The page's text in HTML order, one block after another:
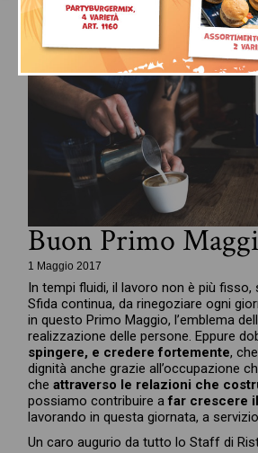
Buon Primo
1 Maggio 2017
In tempi fluidi, il lavoro non è più
Sfida continua, da rinegoziare ogni
in questo Primo Maggio, l’emblema
realizzazione delle persone. Eppure
spingere, e credere fortemente,
dignità anche grazie all’occupazione
che attraverso le relazioni che
possiamo contribuire afar crescere
lavorando in questa giornata, a
Un caro augurio da tutto lo Staff di